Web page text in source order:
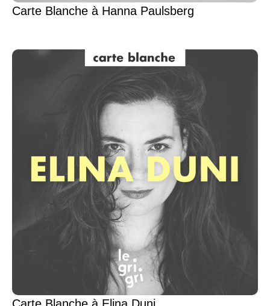
Carte Blanche à Hanna Paulsberg